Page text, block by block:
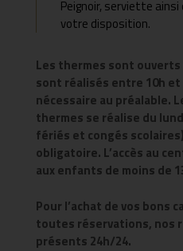
Peignoir, serviette
votre disposition.
Les thermes sont ouverts
sont réalisés entre 10h et
nécessaire au préalable.
thermes se réalise du
fériés et congés
obligatoire. L’accès au
aux enfants de moins de
Pour l’achat de vos bons
toutes réservations, nos
présents 24h/24.